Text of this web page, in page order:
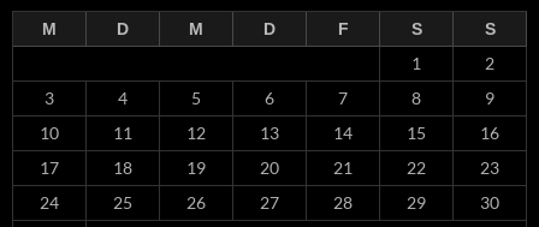
M D M D F S S
1
2
3
4 5 6 7 8
9
10
11 12 13 14 15
16
17
18 19 20 21 22
23
24
25 26 27 28 29
30